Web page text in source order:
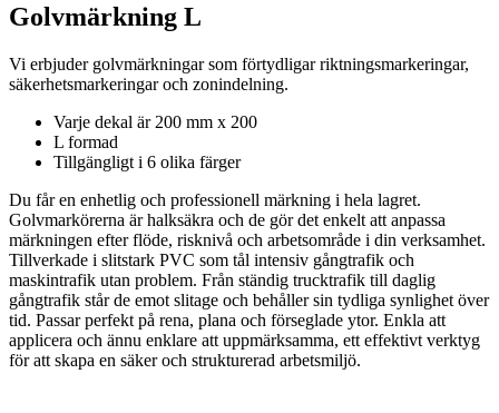
Golvmärkning L
Vi erbjuder golvmärkningar som förtydligar riktningsmarkeringar,
säkerhetsmarkeringar och zonindelning.
Varje dekal är 200 mm x 200
L formad
Tillgängligt i 6 olika färger
Du får en enhetlig och professionell märkning i hela lagret.
Golvmarkörerna är halksäkra och de gör det enkelt att anpassa
märkningen efter flöde, risknivå och arbetsområde i din verksamhet.
Tillverkade i slitstark PVC som tål intensiv gångtrafik och
maskintrafik utan problem. Från ständig trucktrafik till daglig
gångtrafik står de emot slitage och behåller sin tydliga synlighet över
tid. Passar perfekt på rena, plana och förseglade ytor. Enkla att
applicera och ännu enklare att uppmärksamma, ett effektivt verktyg
för att skapa en säker och strukturerad arbetsmiljö.